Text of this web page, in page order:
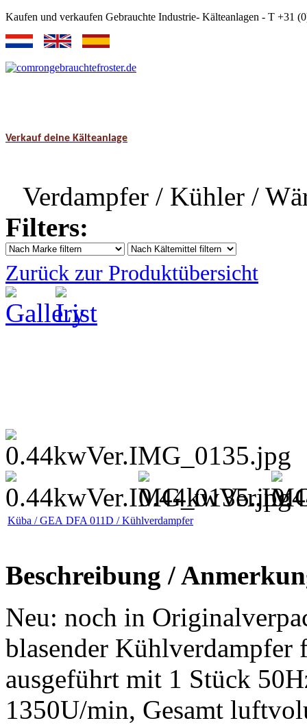
Kaufen und verkaufen Gebrauchte Industrie- Kälteanlagen - T +31
Verkauf deine Kälteanlage
Verdampfer / Kühler /
Filters:
Zurück zur Produktübersicht
Küba / GEA DFA 011D / Kühlverdampfer
Beschreibung /
Neu: noch in
blasender
ausgeführt mit 1 Stück
1350U/min, Gesamt